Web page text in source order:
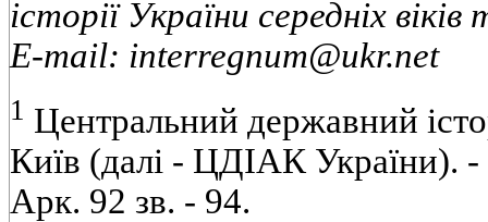
історії України середніх
E-mail: interregnum@ukr.net
1 Центральний державний
Київ (далі - ЦДІАК України).
Арк. 92 зв. - 94.